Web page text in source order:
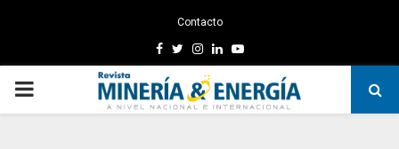
Contacto
Facebook
TwitterInstagram
LinkedinYoutube
PRIMARY